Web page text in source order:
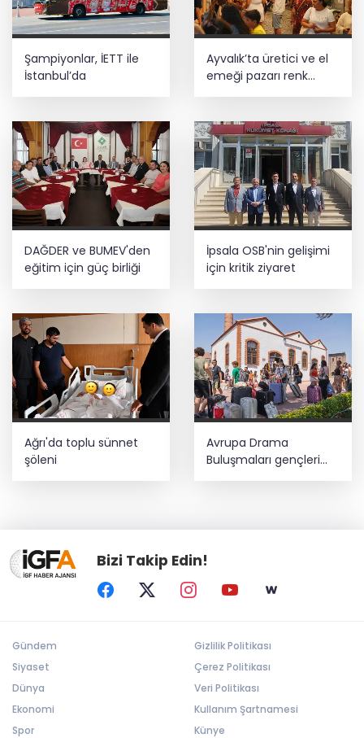
Şampiyonlar, İETT ile
İstanbul’da
Ayvalık’ta üretici ve el
emeği pazarı renk
DAĞDER ve BUMEV'den
eğitim için güç birliği
İpsala OSB'nin gelişimi
için kritik ziyaret
Ağrı'da toplu sünnet
şöleni
Avrupa Drama
Buluşmaları gençleri
İzmir’de
Bizi Takip Edin!
Gündem
Siyaset
Dünya
Ekonomi
Spor
Gizlilik Politikası
Çerez Politikası
Veri Politikası
Kullanım Şartnamesi
Künye